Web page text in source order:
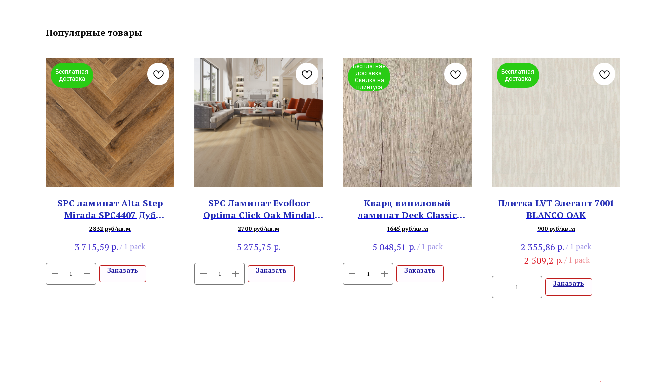
Популярные товары
Бесплатная
доставка
SPC ламинат Alta Step
Mirada SPC4407 Дуб
Австрийский
2832 руб/кв.м
3 715,59 р. / 1 pack
Заказать
SPC Ламинат Evofloor
Optima Click Оak Mindal
574-2
2700 руб/кв.м
5 275,75 р.
Заказать
Бесплатная
доставка.
Скидка на
плинтуса
Кварц виниловый
ламинат Deck Classic
SPC011651 Дуб Саянский
1645 руб/кв.м
5 048,51 р. / 1 pack
Заказать
Бесплатная
доставка
Плитка LVT Элегант 7001
BLANCO OAK
900 руб/кв.м
2 355,86 р. / 1 pack
2 509,2 р./1 pack
Заказать